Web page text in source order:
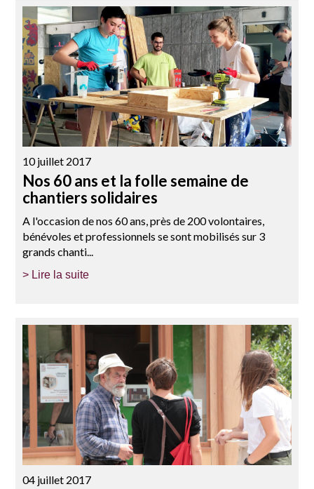
10 juillet 2017
Nos 60 ans et la folle semaine de
chantiers solidaires
A l'occasion de nos 60 ans, près de 200 volontaires,
bénévoles et professionnels se sont mobilisés sur 3
grands chanti...
> Lire la suite
04 juillet 2017